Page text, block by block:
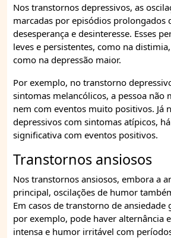
Nos transtornos depressivos, as
marcadas por episódios prolongados
desesperança e desinteresse. Esses
leves e persistentes, como na
como na depressão maior.
Por exemplo, no transtorno
sintomas melancólicos, a pessoa não
nem com eventos muito positivos. Já
depressivos com sintomas atípicos,
significativa com eventos positivos.
Transtornos ansiosos
Nos transtornos ansiosos, embora a
principal, oscilações de humor
Em casos de transtorno de ansiedade
por exemplo, pode haver alternância
intensa e humor irritável com